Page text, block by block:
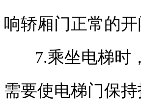
响轿厢门正常的开
7.乘坐电梯时
需要使电梯门保